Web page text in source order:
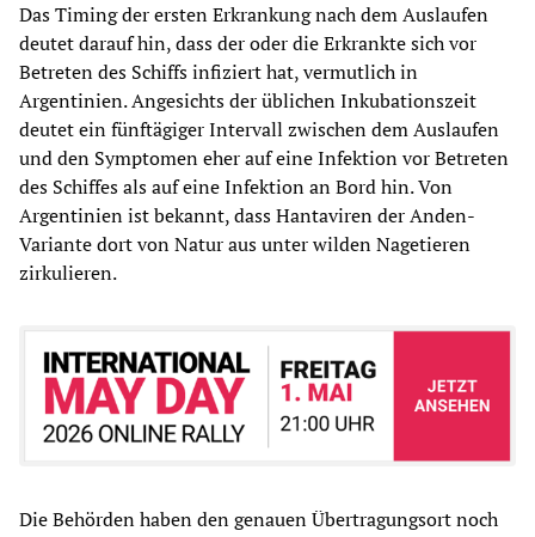
Das Timing der ersten Erkrankung nach dem Auslaufen
deutet darauf hin, dass der oder die Erkrankte sich vor
Betreten des Schiffs infiziert hat, vermutlich in
Argentinien. Angesichts der üblichen Inkubationszeit
deutet ein fünftägiger Intervall zwischen dem Auslaufen
und den Symptomen eher auf eine Infektion vor Betreten
des Schiffes als auf eine Infektion an Bord hin. Von
Argentinien ist bekannt, dass Hantaviren der Anden-
Variante dort von Natur aus unter wilden Nagetieren
zirkulieren.
Die Behörden haben den genauen Übertragungsort noch